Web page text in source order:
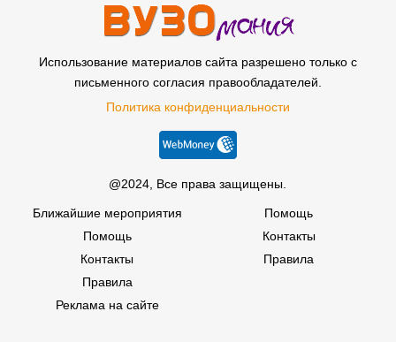
Использование материалов сайта разрешено только с
письменного согласия правообладателей.
Политика конфиденциальности
@2024, Все права защищены.
Ближайшие мероприятия
Помощь
Контакты
Правила
Реклама на сайте
Помощь
Контакты
Правила